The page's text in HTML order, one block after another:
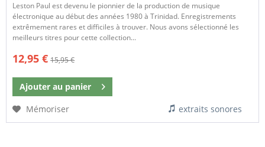
Leston Paul est devenu le pionnier de la production de musique
électronique au début des années 1980 à Trinidad. Enregistrements
extrêmement rares et difficiles à trouver. Nous avons sélectionné les
meilleurs titres pour cette collection...
12,95 € 15,95 €
Ajouter au panier
Mémoriser
extraits sonores